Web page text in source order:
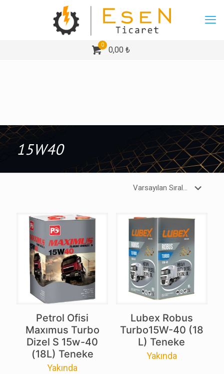
0
0,00 ₺
15W40
Petrol Ofisi
Maxımus Turbo
Dizel S 15w-40
(18L) Teneke
Yakında
Lubex Robus
Turbo15W-40 (18
L) Teneke
Yakında